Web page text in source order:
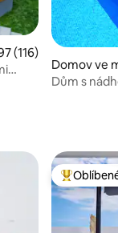
hodnocení
(116)
Domov ve
Dům s
Nejlepší v